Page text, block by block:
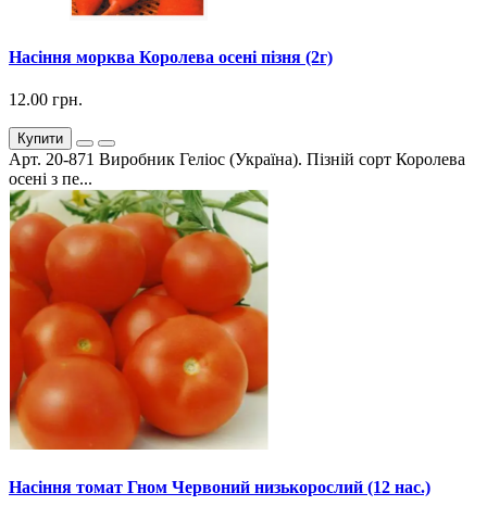
Насіння морква Королева осені пізня (2г)
12.00 грн.
Купити
Арт. 20-871 Виробник Геліос (Україна). Пізній сорт Королева
осені з пе...
Насіння томат Гном Червоний низькорослий (12 нас.)